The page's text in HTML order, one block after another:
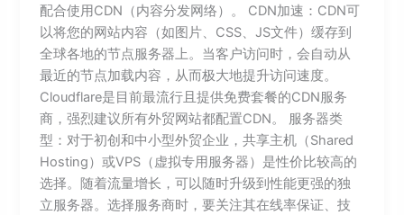
配合使用CDN（内容分发网络）。 CDN加速：CDN可
以将您的网站内容（如图片、CSS、JS文件）缓存到
全球各地的节点服务器上。当客户访问时，会自动从
最近的节点加载内容，从而极大地提升访问速度。
Cloudflare是目前最流行且提供免费套餐的CDN服务
商，强烈建议所有外贸网站都配置CDN。 服务器类
型：对于初创和中小型外贸企业，共享主机（Shared
Hosting）或VPS（虚拟专用服务器）是性价比较高的
选择。随着流量增长，可以随时升级到性能更强的独
立服务器。选择服务商时，要关注其在线率保证、技